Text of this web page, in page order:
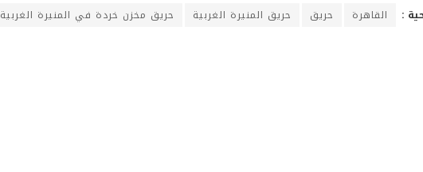
: القاهرة حريق حريق المنيرة الغربية حريق مخزن خردة في المنيرة الغربية